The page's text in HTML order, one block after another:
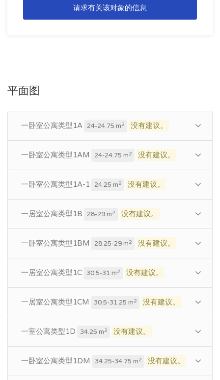
请求有关该对象的信息
平面图
一卧室公寓类型1A 24-24.75 m2 没有建议。
一卧室公寓类型1AM 24-24.75 m2 没有建议。
一卧室公寓类型1A-1 24.25 m2 没有建议。
一居室公寓类型1B 28-29 m2 没有建议。
一卧室公寓类型1BM 28.25-29 m2 没有建议。
一居室公寓类型1C 30.5-31 m2 没有建议。
一居室公寓类型1CM 30.5-31.25 m2 没有建议。
一室公寓类型1D 34.25 m2 没有建议。
一卧室公寓类型1DM 34.25-34.75 m2 没有建议。